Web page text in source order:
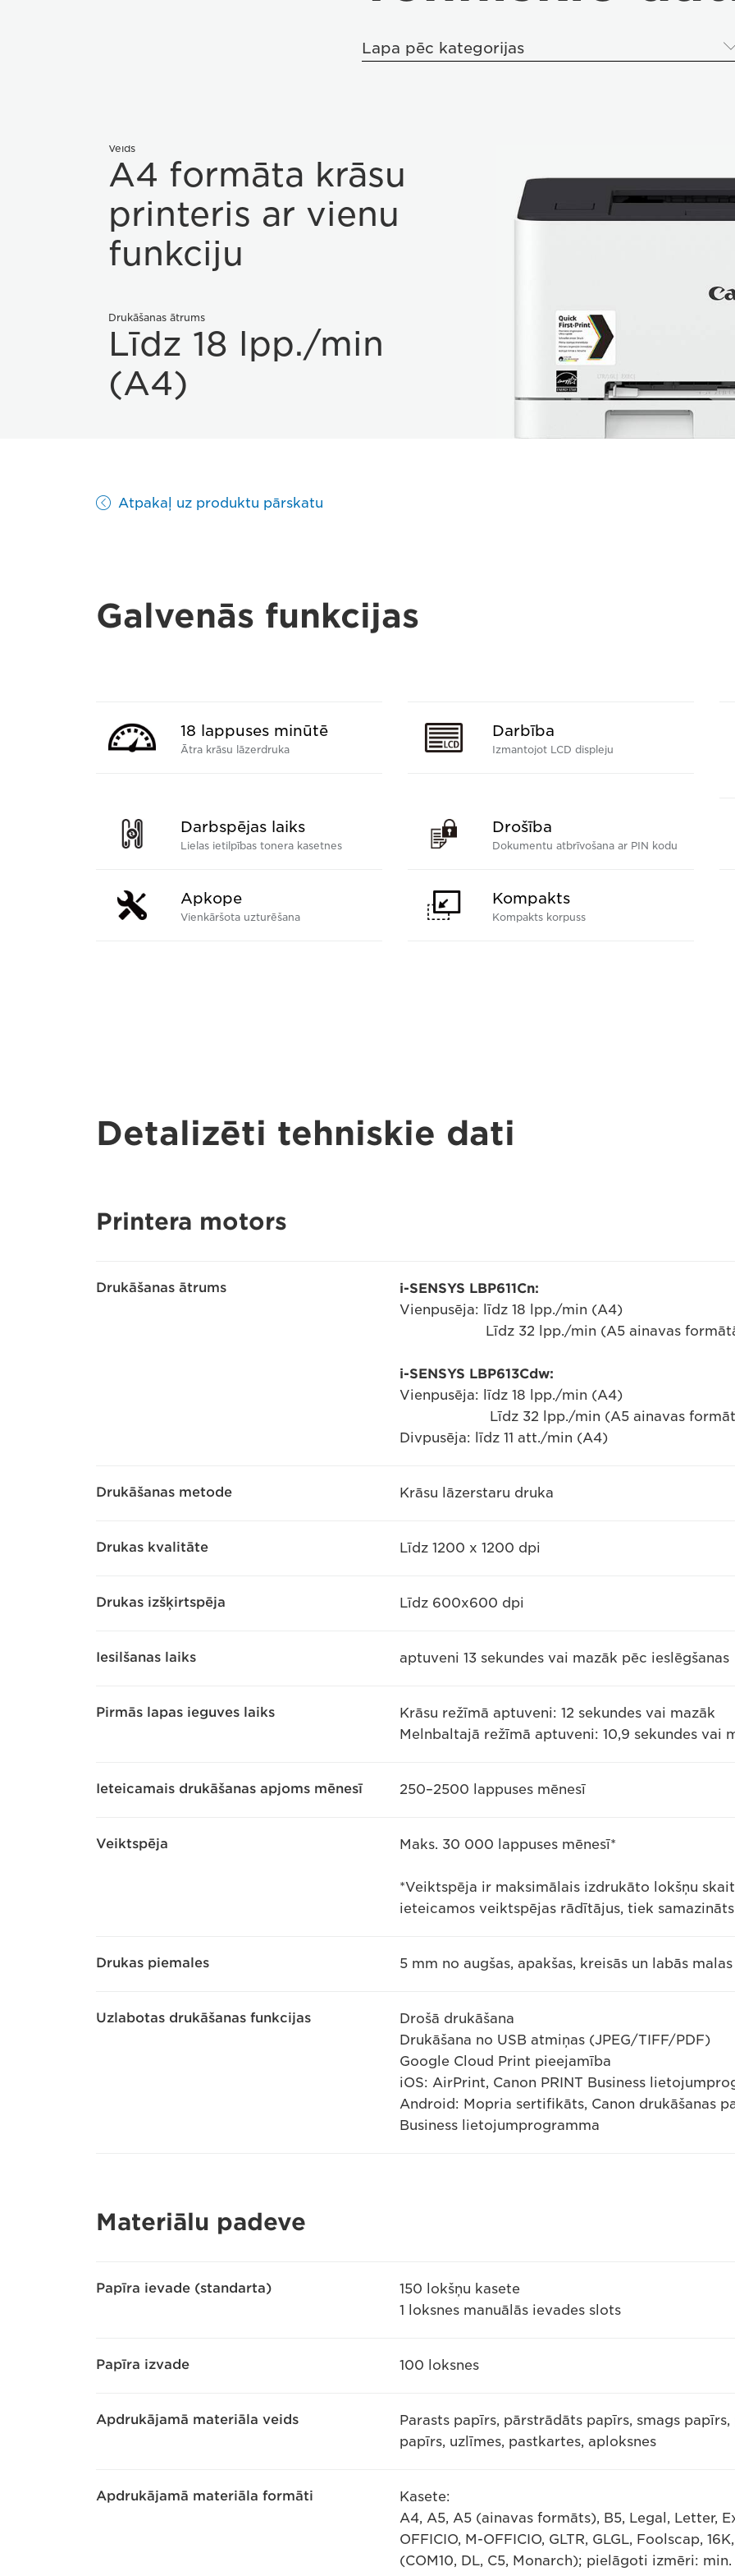
Lapa pēc kategorijas
Veids
A4 formāta krāsu
printeris ar vienu
funkciju
Drukāšanas ātrums
Līdz 18 lpp./min
(A4)
Atpakaļ uz produktu pārskatu
Galvenās funkcijas
18 lappuses minūtē
Ātra krāsu lāzerdruka
Darbība
Izmantojot LCD displeju
Darbspējas laiks
Lielas ietilpības tonera kasetnes
Drošība
Dokumentu atbrīvošana ar PIN kodu
Apkope
Vienkāršota uzturēšana
Kompakts
Kompakts korpuss
Detalizēti tehniskie dati
Printera motors
Drukāšanas ātrums
i-SENSYS LBP611Cn:
Vienpusēja: līdz 18 lpp./min (A4)
Līdz 32 lpp./min (A5 ainavas
i-SENSYS LBP613Cdw:
Vienpusēja: līdz 18 lpp./min (A4)
Līdz 32 lpp./min (A5 ainavas
Divpusēja: līdz 11 att./min (A4)
Drukāšanas metode Krāsu lāzerstaru druka
Drukas kvalitāte Līdz 1200 x 1200 dpi
Drukas izšķirtspēja Līdz 600x600 dpi
Iesilšanas laiks aptuveni 13 sekundes vai mazāk pēc ieslēgšanas
Pirmās lapas ieguves laiks
Krāsu režīmā aptuveni: 12 sekundes vai mazāk
Melnbaltajā režīmā aptuveni: 10,9 sekundes vai
Ieteicamais drukāšanas apjoms mēnesī 250–2500 lappuses mēnesī
Veiktspēja Maks. 30 000 lappuses mēnesī*
*Veiktspēja ir maksimālais izdrukāto lokšņu
ieteicamos veiktspējas rādītājus, tiek
Drukas piemales 5 mm no augšas, apakšas, kreisās un labās malas
Uzlabotas drukāšanas funkcijas
Drošā drukāšana
Drukāšana no USB atmiņas (JPEG/TIFF/PDF)
Google Cloud Print pieejamība
iOS: AirPrint, Canon PRINT Business
Android: Mopria sertifikāts, Canon drukāšanas
Business lietojumprogramma
Materiālu padeve
Papīra ievade (standarta)
150 lokšņu kasete
1 loksnes manuālās ievades slots
Papīra izvade 100 loksnes
Apdrukājamā materiāla veids
Parasts papīrs, pārstrādāts papīrs, smags
papīrs, uzlīmes, pastkartes, aploksnes
Apdrukājamā materiāla formāti
Kasete:
A4, A5, A5 (ainavas formāts), B5, Legal, Letter,
OFFICIO, M-OFFICIO, GLTR, GLGL, Foolscap,
(COM10, DL, C5, Monarch); pielāgoti izmēri: